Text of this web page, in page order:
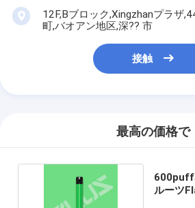
12F,Bブロック,Xingzhanプラザ
町,バオアン地区,深?? 市
接触
最高の価格で
ルーツ